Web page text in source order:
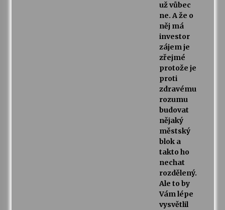
už vůbec
ne. A že o
něj má
investor
zájem je
zřejmé
protože je
proti
zdravému
rozumu
budovat
nějaký
městský
blok a
takto ho
nechat
rozdělený.
Ale to by
Vám lépe
vysvětlil